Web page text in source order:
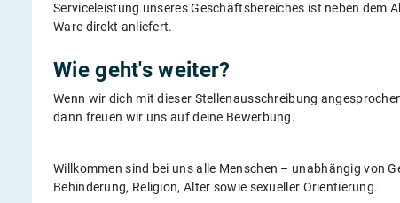
Serviceleistung unseres Geschäftsbereiches ist neben dem
Ware direkt anliefert.
Wie geht's weiter?
Wenn wir dich mit dieser Stellenausschreibung
dann freuen wir uns auf deine Bewerbung.
Willkommen sind bei uns alle Menschen – unabhängig von
Behinderung, Religion, Alter sowie sexueller Orientierung.